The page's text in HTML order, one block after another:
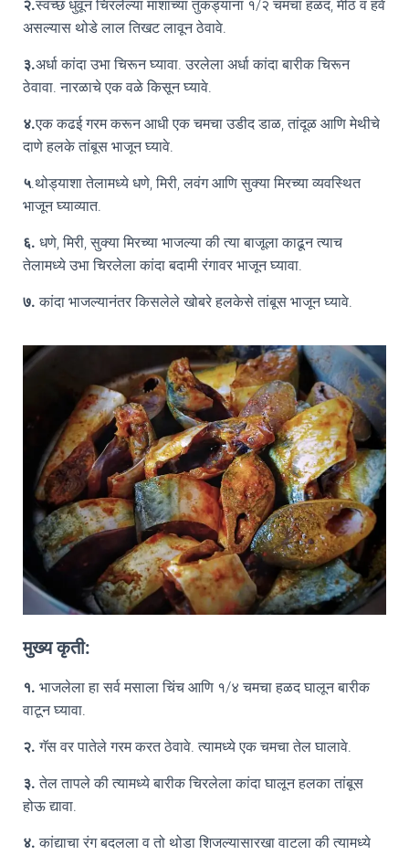
२.स्वच्छ धुवून चिरलेल्या माशांच्या तुकड्यांना १/२ चमचा हळद, मीठ व हवे
असल्यास थोडे लाल तिखट लावून ठेवावे.
३.अर्धा कांदा उभा चिरून घ्यावा. उरलेला अर्धा कांदा बारीक चिरून
ठेवावा. नारळाचे एक वळे किसून घ्यावे.
४.एक कढई गरम करून आधी एक चमचा उडीद डाळ, तांदूळ आणि मेथीचे
दाणे हलके तांबूस भाजून घ्यावे.
५.थोड्याशा तेलामध्ये धणे, मिरी, लवंग आणि सुक्या मिरच्या व्यवस्थित
भाजून घ्याव्यात.
६. धणे, मिरी, सुक्या मिरच्या भाजल्या की त्या बाजूला काढून त्याच
तेलामध्ये उभा चिरलेला कांदा बदामी रंगावर भाजून घ्यावा.
७. कांदा भाजल्यानंतर किसलेले खोबरे हलकेसे तांबूस भाजून घ्यावे.
मुख्य कृती:
१. भाजलेला हा सर्व मसाला चिंच आणि १/४ चमचा हळद घालून बारीक
वाटून घ्यावा.
२. गॅस वर पातेले गरम करत ठेवावे. त्यामध्ये एक चमचा तेल घालावे.
३. तेल तापले की त्यामध्ये बारीक चिरलेला कांदा घालून हलका तांबूस
होऊ द्यावा.
४. कांद्याचा रंग बदलला व तो थोडा शिजल्यासारखा वाटला की त्यामध्ये